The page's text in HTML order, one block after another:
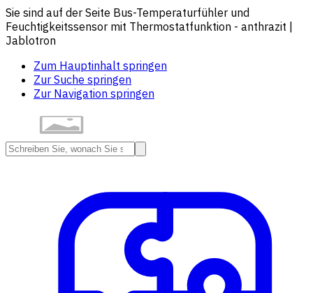
Sie sind auf der Seite Bus-Temperaturfühler und
Feuchtigkeitssensor mit Thermostatfunktion - anthrazit |
Jablotron
Zum Hauptinhalt springen
Zur Suche springen
Zur Navigation springen